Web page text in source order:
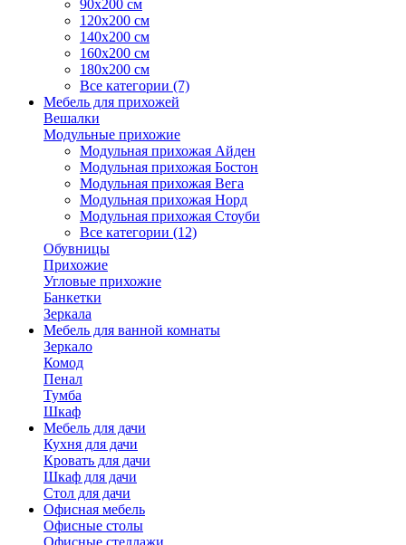
90х200 см
120х200 см
140х200 см
160х200 см
180х200 см
Все категории (7)
Мебель для прихожей
Вешалки
Модульные прихожие
Модульная прихожая Айден
Модульная прихожая Бостон
Модульная прихожая Вега
Модульная прихожая Норд
Модульная прихожая Стоуби
Все категории (12)
Обувницы
Прихожие
Угловые прихожие
Банкетки
Зеркала
Мебель для ванной комнаты
Зеркало
Комод
Пенал
Тумба
Шкаф
Мебель для дачи
Кухня для дачи
Кровать для дачи
Шкаф для дачи
Стол для дачи
Офисная мебель
Офисные столы
Офисные стеллажи